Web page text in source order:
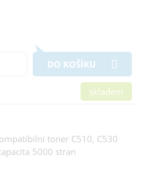
DO KOŠÍKU
skladem